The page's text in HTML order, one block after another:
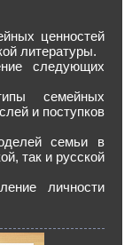
ценностей
литературы.
следующих
семейных
и поступков
семьи в
так и русской
личности